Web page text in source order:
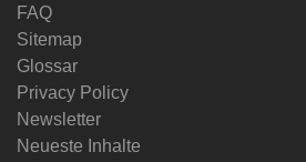
FAQ
Sitemap
Glossar
Privacy Policy
Newsletter
Neueste Inhalte